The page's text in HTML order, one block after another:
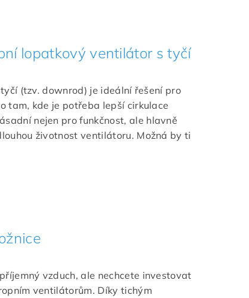
lopatkový ventilátor s tyčí
(tzv. downrod) je ideální řešení pro
tam, kde je potřeba lepší cirkulace
nejen pro funkčnost, ale hlavně
životnost ventilátoru. Možná by ti
vzduch, ale nechcete investovat
ventilátorům. Díky tichým